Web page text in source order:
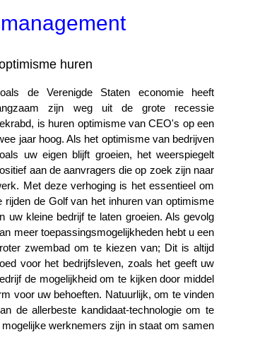
huren
de Verenigde Staten economie heeft
zijn weg uit de grote recessie
is huren optimisme van CEO's op een
jaar hoog. Als het optimisme van bedrijven
uw eigen blijft groeien, het weerspiegelt
aan de aanvragers die op zoek zijn naar
Met deze verhoging is het essentieel om
rijden de Golf van het inhuren van optimisme
uw kleine bedrijf te laten groeien. Als gevolg
meer toepassingsmogelijkheden hebt u een
zwembad om te kiezen van; Dit is altijd
voor het bedrijfsleven, zoals het geeft uw
de mogelijkheid om te kijken door middel
voor uw behoeften. Natuurlijk, om te vinden
de allerbeste kandidaat-technologie om te
werknemers zijn in staat om samen